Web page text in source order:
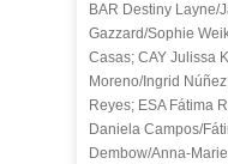
BAR Destiny Layne/
Gazzard/Sophie
Casas; CAY Julissa
Moreno/Ingrid
Reyes; ESA Fátima
Daniela Campos/
Dembow/Anna-